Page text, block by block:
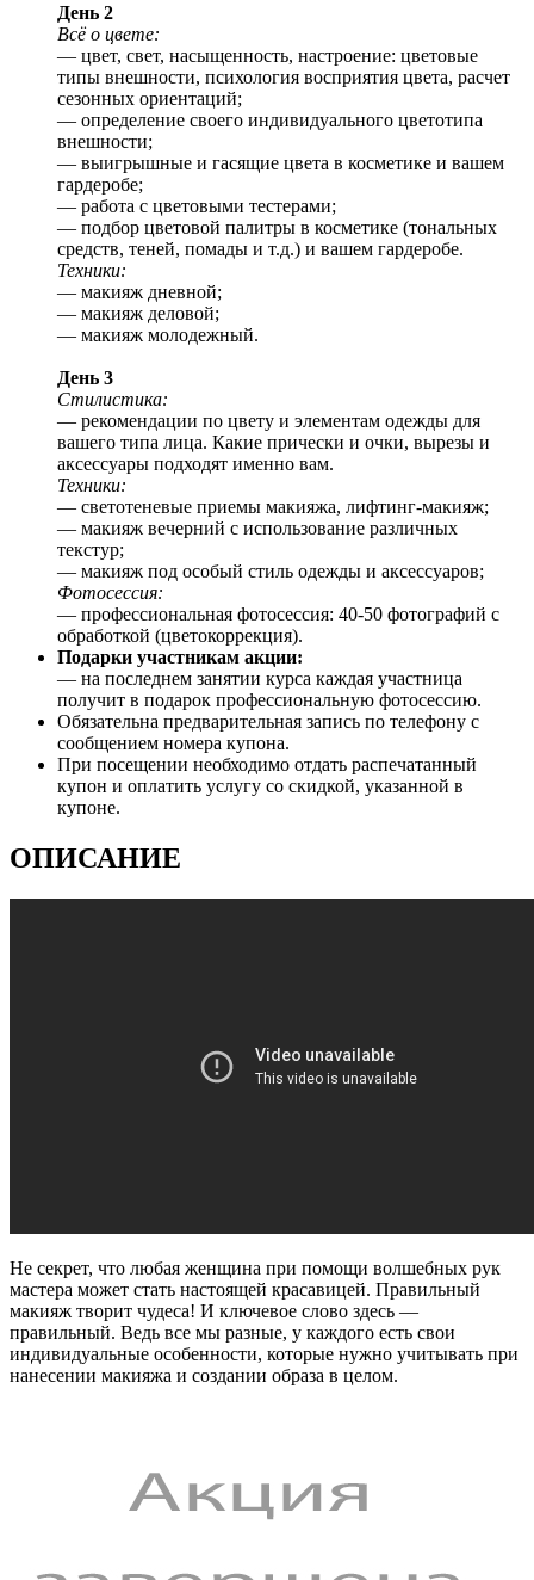
День 2
Всё о цвете:
— цвет, свет, насыщенность, настроение: цветовые
типы внешности, психология восприятия цвета, расчет
сезонных ориентаций;
— определение своего индивидуального цветотипа
внешности;
— выигрышные и гасящие цвета в косметике и вашем
гардеробе;
— работа с цветовыми тестерами;
— подбор цветовой палитры в косметике (тональных
средств, теней, помады и т.д.) и вашем гардеробе.
Техники:
— макияж дневной;
— макияж деловой;
— макияж молодежный.
День 3
Стилистика:
— рекомендации по цвету и элементам одежды для
вашего типа лица. Какие прически и очки, вырезы и
аксессуары подходят именно вам.
Техники:
— светотеневые приемы макияжа, лифтинг-макияж;
— макияж вечерний с использование различных
текстур;
— макияж под особый стиль одежды и аксессуаров;
Фотосессия:
— профессиональная фотосессия: 40-50 фотографий с
обработкой (цветокоррекция).
Подарки участникам акции:
— на последнем занятии курса каждая участница
получит в подарок профессиональную фотосессию.
Обязательна предварительная запись по телефону с
сообщением номера купона.
При посещении необходимо отдать распечатанный
купон и оплатить услугу со скидкой, указанной в
купоне.
ОПИСАНИЕ
Не секрет, что любая женщина при помощи волшебных рук
мастера может стать настоящей красавицей. Правильный
макияж творит чудеса! И ключевое слово здесь —
правильный. Ведь все мы разные, у каждого есть свои
индивидуальные особенности, которые нужно учитывать при
нанесении макияжа и создании образа в целом.